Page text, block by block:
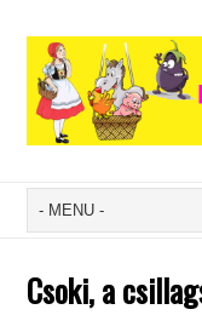
Csoki, a